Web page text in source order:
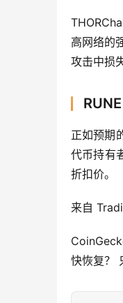
高网络的
攻击中损
正如预期
代币持有
折扣价。
来自
快恢复？